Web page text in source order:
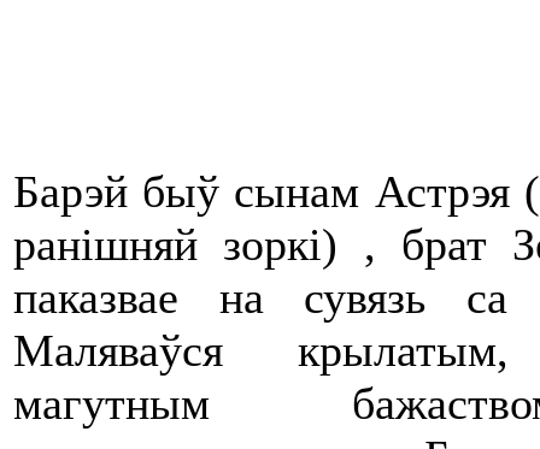
Барэй быў сынам Астрэя
ранішняй зоркі) , брат
паказвае на сувязь
Маляваўся
магутным